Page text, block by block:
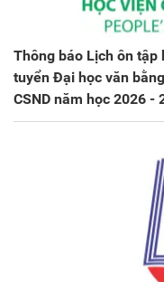
Thông báo Lịch ôn
tuyển Đại học văn
CSND năm học 2026 -